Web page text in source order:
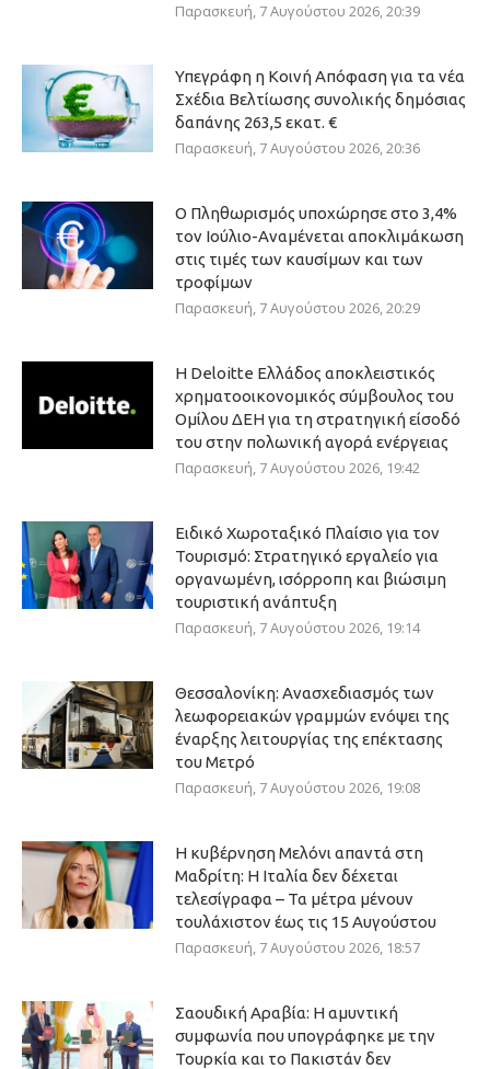
Παρασκευή, 7 Αυγούστου 2026, 20:39
Υπεγράφη η Κοινή Απόφαση για τα νέα
Σχέδια Βελτίωσης συνολικής δημόσιας
δαπάνης 263,5 εκατ. €
Παρασκευή, 7 Αυγούστου 2026, 20:36
Ο Πληθωρισμός υποχώρησε στο 3,4%
τον Ιούλιο-Αναμένεται αποκλιμάκωση
στις τιμές των καυσίμων και των
τροφίμων
Παρασκευή, 7 Αυγούστου 2026, 20:29
Η Deloitte Ελλάδος αποκλειστικός
χρηματοοικονομικός σύμβουλος του
Ομίλου ΔΕΗ για τη στρατηγική είσοδό
του στην πολωνική αγορά ενέργειας
Παρασκευή, 7 Αυγούστου 2026, 19:42
Ειδικό Χωροταξικό Πλαίσιο για τον
Τουρισμό: Στρατηγικό εργαλείο για
οργανωμένη, ισόρροπη και βιώσιμη
τουριστική ανάπτυξη
Παρασκευή, 7 Αυγούστου 2026, 19:14
Θεσσαλονίκη: Ανασχεδιασμός των
λεωφορειακών γραμμών ενόψει της
έναρξης λειτουργίας της επέκτασης
του Μετρό
Παρασκευή, 7 Αυγούστου 2026, 19:08
Η κυβέρνηση Μελόνι απαντά στη
Μαδρίτη: Η Ιταλία δεν δέχεται
τελεσίγραφα – Τα μέτρα μένουν
τουλάχιστον έως τις 15 Αυγούστου
Παρασκευή, 7 Αυγούστου 2026, 18:57
Σαουδική Αραβία: Η αμυντική
συμφωνία που υπογράφηκε με την
Τουρκία και το Πακιστάν δεν